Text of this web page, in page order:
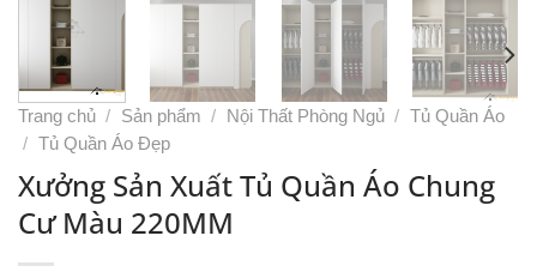
Trang chủ / Sản phẩm / Nội Thất Phòng Ngủ / Tủ Quần Áo
/ Tủ Quần Áo Đẹp
Xưởng Sản Xuất Tủ Quần Áo Chung
Cư Màu 220MM